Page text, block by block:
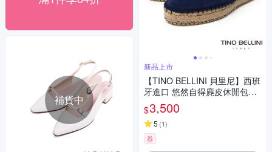
補貨中
新品上市
【TINO BELLINI 貝里尼】西班
牙進口 悠然自得麂皮休閒包頭
平底草編鞋 FZCT020-4(深藍
色)
$3,500
5 (1)
券